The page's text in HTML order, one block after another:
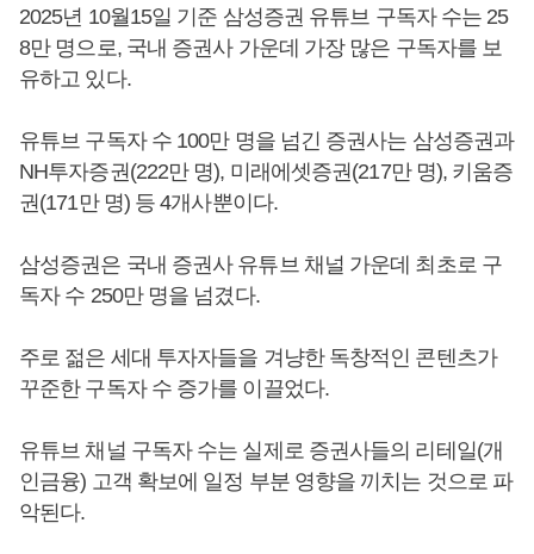
2025년 10월15일 기준 삼성증권 유튜브 구독자 수는 25
8만 명으로, 국내 증권사 가운데 가장 많은 구독자를 보
유하고 있다.
유튜브 구독자 수 100만 명을 넘긴 증권사는 삼성증권과
NH투자증권(222만 명), 미래에셋증권(217만 명), 키움증
권(171만 명) 등 4개사뿐이다.
삼성증권은 국내 증권사 유튜브 채널 가운데 최초로 구
독자 수 250만 명을 넘겼다.
주로 젊은 세대 투자자들을 겨냥한 독창적인 콘텐츠가
꾸준한 구독자 수 증가를 이끌었다.
유튜브 채널 구독자 수는 실제로 증권사들의 리테일(개
인금융) 고객 확보에 일정 부분 영향을 끼치는 것으로 파
악된다.